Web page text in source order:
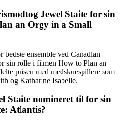
Jewel Staite for sin
an Orgy in a Small
bedste ensemble ved Canadian
sin rolle i filmen How to Plan an
prisen med medskuespillere som
og Katharine Isabelle.
Staite nomineret til for sin
Atlantis?